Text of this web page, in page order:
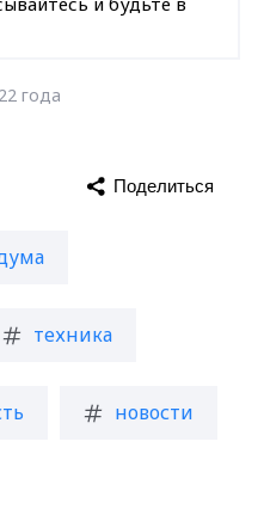
года
техника
новости
Поделиться